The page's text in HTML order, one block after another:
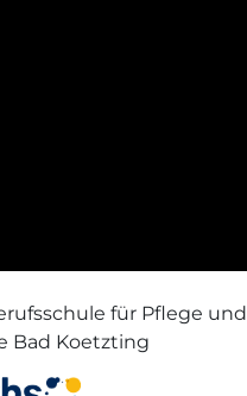
für Pflege und
Bad Koetzting